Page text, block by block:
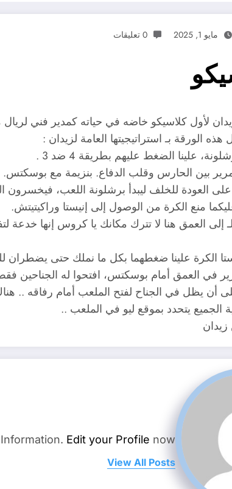
مايو 1, 2025 0 تعليقات
لأول كلاسيكو خاضه في حياته كمدير فني
الورقة بـ استراتيجيتها العامة لزيدان :
علينا الضغط عليهم بطريقة 4 ضد 3 .
بين الحارس وقلب الدفاع. بنزيمة مع بوسكتس.
العودة للخلف ليبدأ برشلونة اللعب، فيخسرون
منع الكرة من الوصول إلى إنيستا وراكيتيتش.
إلى العمق هنا لا تترك مكانك يا كروس إنها
الكرة علينا ضغطهما بكل ما نملك حتى يضطران
في العمق أمام بوسكتس، افتحوا له الجناحين
أن يظل في الجناح لفتح الملعب أمام رفاقه ..
يتحدد بموقع ليو في الملعب ..
Edit your Profile now.
View All Posts